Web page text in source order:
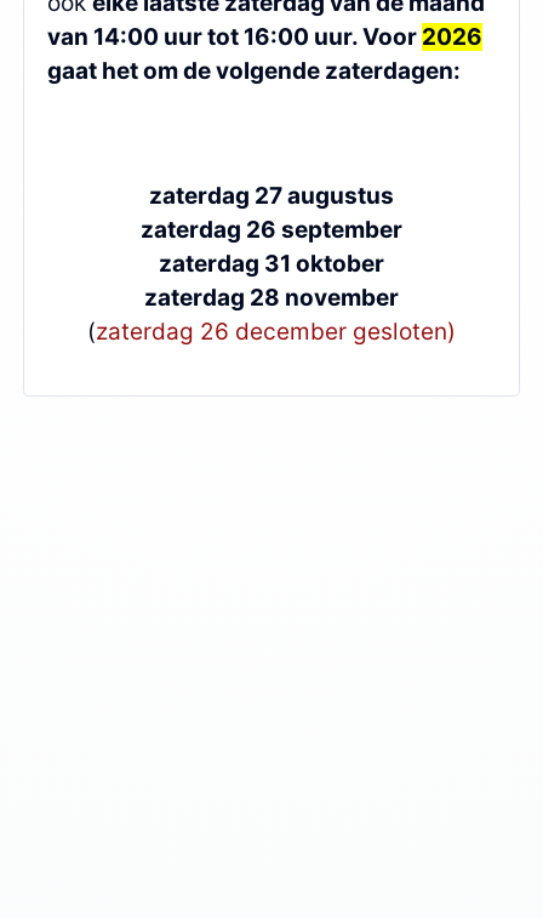
van 14:00 uur tot 16:00 uur. Voor 2026
gaat het om de volgende zaterdagen:
zaterdag 27 augustus
zaterdag 26 september
zaterdag 31 oktober
zaterdag 28 november
(zaterdag 26 december gesloten)